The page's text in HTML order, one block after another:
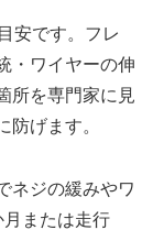
安です。フレ
・ワイヤーの伸
所を専門家に見
防げます。
ネジの緩みやワ
または走行